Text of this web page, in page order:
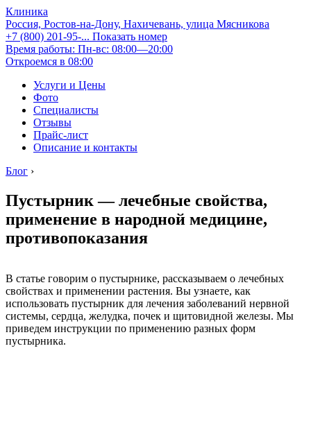
Клиника
Россия, Ростов-на-Дону, Нахичевань, улица Мясникова
+7 (800) 201-95-... Показать номер
Время работы: Пн-вс: 08:00—20:00
Откроемся в 08:00
Услуги и Цены
Фото
Специалисты
Отзывы
Прайс-лист
Описание и контакты
Блог ›
Пустырник — лечебные свойства,
применение в народной медицине,
противопоказания
В статье говорим о пустырнике, рассказываем о лечебных
свойствах и применении растения. Вы узнаете, как
использовать пустырник для лечения заболеваний нервной
системы, сердца, желудка, почек и щитовидной железы. Мы
приведем инструкции по применению разных форм
пустырника.